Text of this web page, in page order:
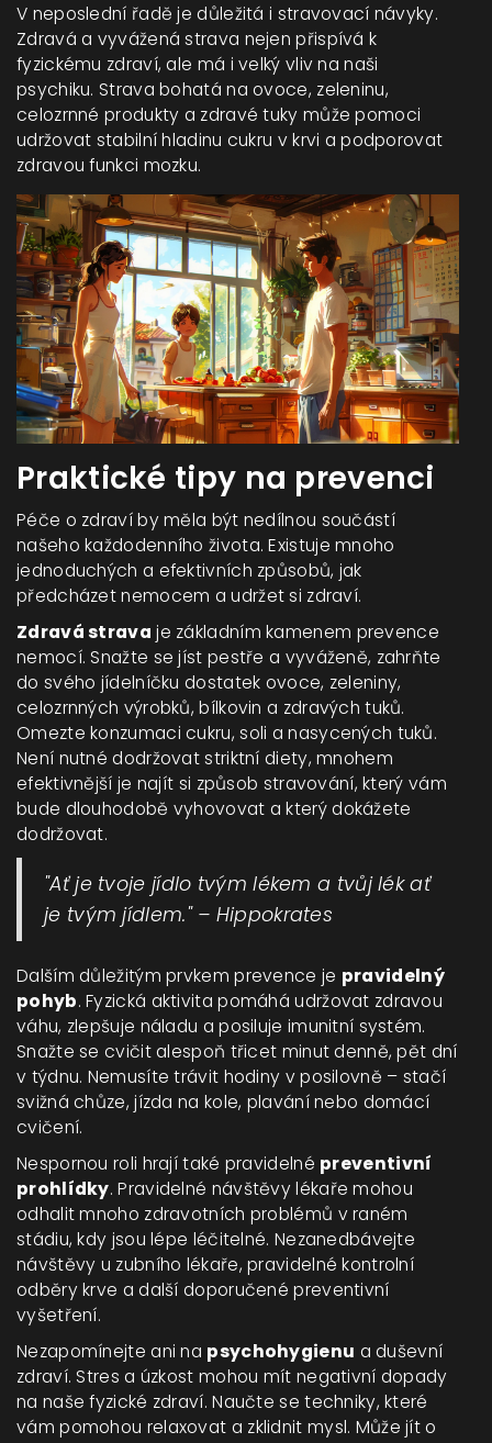
V neposlední řadě je důležitá i stravovací návyky.
Zdravá a vyvážená strava nejen přispívá k
fyzickému zdraví, ale má i velký vliv na naši
psychiku. Strava bohatá na ovoce, zeleninu,
celozrnné produkty a zdravé tuky může pomoci
udržovat stabilní hladinu cukru v krvi a podporovat
zdravou funkci mozku.
Praktické tipy na prevenci
Péče o zdraví by měla být nedílnou součástí
našeho každodenního života. Existuje mnoho
jednoduchých a efektivních způsobů, jak
předcházet nemocem a udržet si zdraví.
Zdravá strava je základním kamenem prevence
nemocí. Snažte se jíst pestře a vyváženě, zahrňte
do svého jídelníčku dostatek ovoce, zeleniny,
celozrnných výrobků, bílkovin a zdravých tuků.
Omezte konzumaci cukru, soli a nasycených tuků.
Není nutné dodržovat striktní diety, mnohem
efektivnější je najít si způsob stravování, který vám
bude dlouhodobě vyhovovat a který dokážete
dodržovat.
"Ať je tvoje jídlo tvým lékem a tvůj lék ať
je tvým jídlem." – Hippokrates
Dalším důležitým prvkem prevence je pravidelný
pohyb. Fyzická aktivita pomáhá udržovat zdravou
váhu, zlepšuje náladu a posiluje imunitní systém.
Snažte se cvičit alespoň třicet minut denně, pět dní
v týdnu. Nemusíte trávit hodiny v posilovně – stačí
svižná chůze, jízda na kole, plavání nebo domácí
cvičení.
Nespornou roli hrají také pravidelné preventivní
prohlídky. Pravidelné návštěvy lékaře mohou
odhalit mnoho zdravotních problémů v raném
stádiu, kdy jsou lépe léčitelné. Nezanedbávejte
návštěvy u zubního lékaře, pravidelné kontrolní
odběry krve a další doporučené preventivní
vyšetření.
Nezapomínejte ani na psychohygienu a duševní
zdraví. Stres a úzkost mohou mít negativní dopady
na naše fyzické zdraví. Naučte se techniky, které
vám pomohou relaxovat a zklidnit mysl. Může jít o